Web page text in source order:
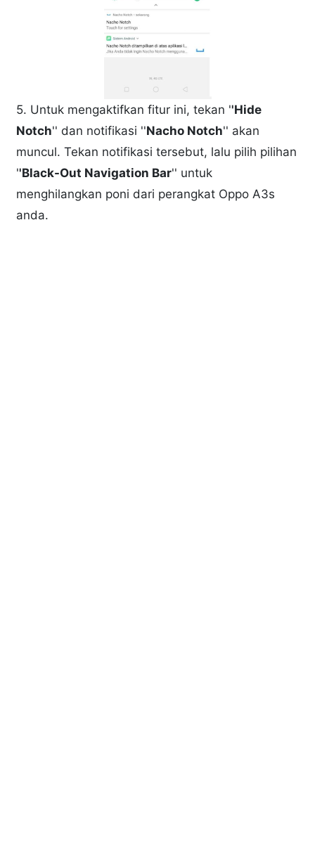
5. Untuk mengaktifkan fitur ini, tekan ''Hide
Notch'' dan notifikasi ''Nacho Notch'' akan
muncul. Tekan notifikasi tersebut, lalu pilih pilihan
''Black-Out Navigation Bar'' untuk
menghilangkan poni dari perangkat Oppo A3s
anda.